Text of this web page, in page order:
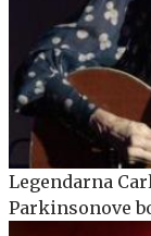
Legendarna
Parkinsonove